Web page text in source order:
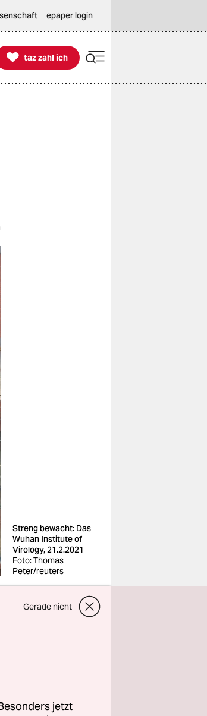
epaper login

taz zahl ich
taz zahl ich
Streng bewacht: Das
Wuhan Institute of
Virology, 21.2.2021
Foto: Thomas
Peter/reuters
Gerade nicht
jetzt